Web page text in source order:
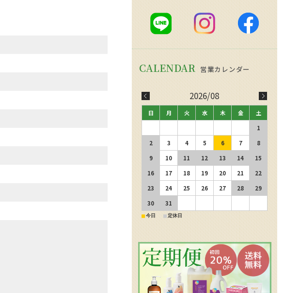
2026/08
日 月 火 水 木 金
土
1
2
3 4 5 6 7
8
9
10 11 12 13 14
15
16
17 18 19 20 21
22
23
24 25 26 27 28
29
30
31
■今日 ■ 定休日